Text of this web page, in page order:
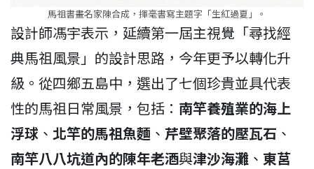
馬祖書畫名家陳合成，揮毫書寫主題字「生紅過夏」。
設計師馮宇表示，延續第一屆主視覺「尋找經
典馬祖風景」的設計思路，今年更予以轉化升
級。從四鄉五島中，選出了七個珍貴並具代表
性的馬祖日常風景，包括： 南竿養殖業的海上
浮球 、 北竿的馬祖魚麵 、 芹壁聚落的壓瓦石 、
南竿八八坑道內的陳年老酒與津沙海灘 、 東莒